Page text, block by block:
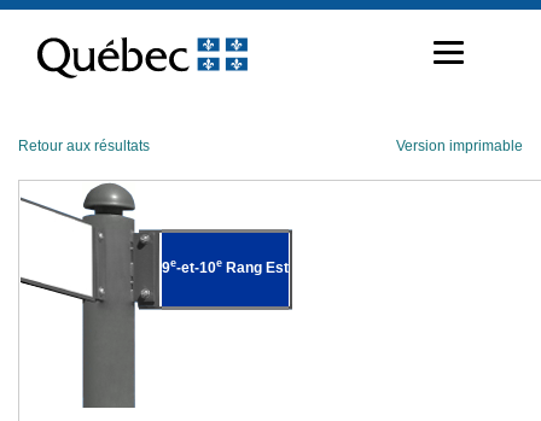
contenu
Retour aux résultats Version imprimable
9e-et-10e Rang Est